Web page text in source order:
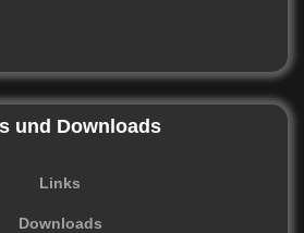
und Downloads
Links
Downloads